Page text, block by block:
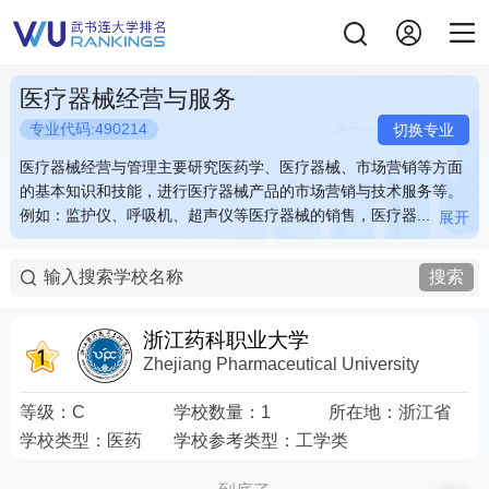
医疗器械经营与服务
专业代码:490214 切换专业
医疗器械经营与管理主要研究医药学、医疗器械、市场营销等方面
的基本知识和技能，进行医疗器械产品的市场营销与技术服务等。
例如：监护仪、呼吸机、超声仪等医疗器械的销售，医疗器...
医疗器械经营与管理主要研究医药学、医疗器械、市场营销等方面
的基本知识和技能，进行医疗器械产品的市场营销与技术服务等。
例如：监护仪、呼吸机、超声仪等医疗器械的销售，医疗器械宣传
词：监护仪 呼吸机 经营 销售
展开
医疗器械经营与管理主要研究医药学、医疗器械、市场营销等方面
的基本知识和技能，进行医疗器械产品的市场营销与技术服务等。
例如：监护仪、呼吸机、超声仪等医疗器械的销售，医疗器...
医疗器械经营与管理主要研究医药学、医疗器械、市场营销等方面
的基本知识和技能，进行医疗器械产品的市场营销与技术服务等。
例如：监护仪、呼吸机、超声仪等医疗器械的销售，医疗器械宣传
词：监护仪 呼吸机 经营 销售
展开
搜索
浙江药科职业大学
Zhejiang Pharmaceutical University
等级： C 学校数量： 1 所在地： 浙江省
学校类型： 医药 学校参考类型： 工学类